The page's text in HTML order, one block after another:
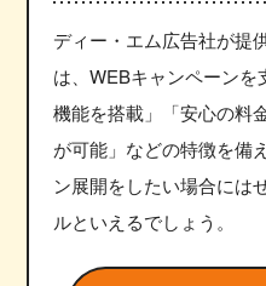
ディー・エム広告社が提
は、WEBキャンペーン
機能を搭載」「安心の料
が可能」などの特徴を備
ン展開をしたい場合には
ルといえるでしょう。